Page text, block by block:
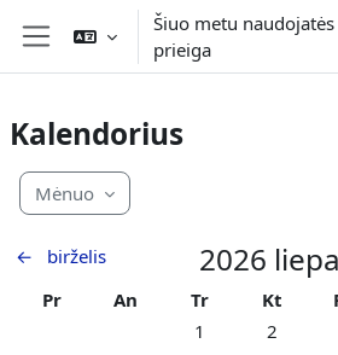
Pereiti į pagrindinį turinį
Šoninis skydelis
Šiuo metu
prieiga
Kalendorius
Mėnuo
← birželis 2026 liepa
Pirmadienis
Pr Antradienis
An Trečiadienis
Tr Kt
Nėra įvykių,
1 Nėra
2